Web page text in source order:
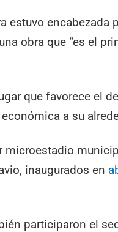
estuvo encabezada
obra que “es el
que favorece el
a su
microestadio
inaugurados en
participaron el